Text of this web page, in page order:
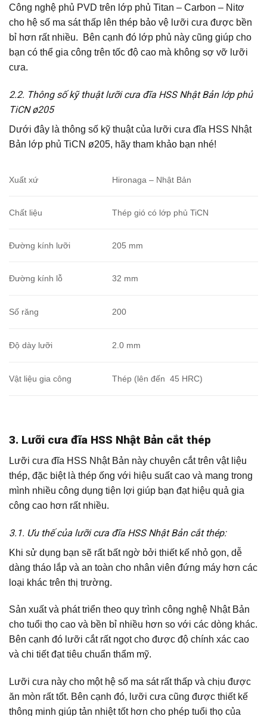
Công nghệ phủ PVD trên lớp phủ Titan – Carbon – Nitơ
cho hệ số ma sát thấp lên thép bảo vệ lưỡi cưa được bền
bỉ hơn rất nhiều. Bên cạnh đó lớp phủ này cũng giúp cho
bạn có thể gia công trên tốc độ cao mà không sợ vỡ lưỡi
cưa.
2.2. Thông số kỹ thuật lưỡi cưa đĩa HSS Nhật Bản lớp phủ
TiCN ø205
Dưới đây là thông số kỹ thuật của lưỡi cưa đĩa HSS Nhật
Bản lớp phủ TiCN ø205, hãy tham khảo bạn nhé!
Xuất xứ Hironaga – Nhật Bản
Chất liệu Thép gió có lớp phủ TiCN
Đường kính lưỡi 205 mm
Đường kính lỗ 32 mm
Số răng 200
Độ dày lưỡi 2.0 mm
Vật liệu gia công Thép (lên đến 45 HRC)
3. Lưỡi cưa đĩa HSS Nhật Bản cắt thép
Lưỡi cưa đĩa HSS Nhật Bản này chuyên cắt trên vật liệu
thép, đặc biệt là thép ống với hiệu suất cao và mang trong
mình nhiều công dụng tiện lợi giúp bạn đạt hiệu quả gia
công cao hơn rất nhiều.
3.1. Ưu thế của lưỡi cưa đĩa HSS Nhật Bản cắt thép:
Khi sử dụng bạn sẽ rất bất ngờ bởi thiết kế nhỏ gọn, dễ
dàng tháo lắp và an toàn cho nhân viên đứng máy hơn các
loại khác trên thị trường.
Sản xuất và phát triển theo quy trình công nghệ Nhật Bản
cho tuổi thọ cao và bền bỉ nhiều hơn so với các dòng khác.
Bên cạnh đó lưỡi cắt rất ngọt cho được độ chính xác cao
và chi tiết đạt tiêu chuẩn thẩm mỹ.
Lưỡi cưa này cho một hệ số ma sát rất thấp và chịu được
ăn mòn rất tốt. Bên cạnh đó, lưỡi cưa cũng được thiết kế
thông minh giúp tản nhiệt tốt hơn cho phép tuổi thọ của